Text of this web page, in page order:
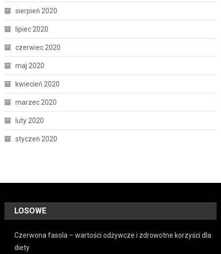
sierpień 2020
lipiec 2020
czerwiec 2020
maj 2020
kwiecień 2020
marzec 2020
luty 2020
styczeń 2020
LOSOWE
Czerwona fasola – wartości odżywcze i zdrowotne korzyści dla
diety